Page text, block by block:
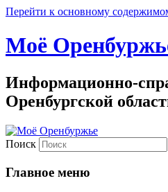
Перейти к основному
Моё
Информационно-
Оренбургской
Поиск
Главное меню